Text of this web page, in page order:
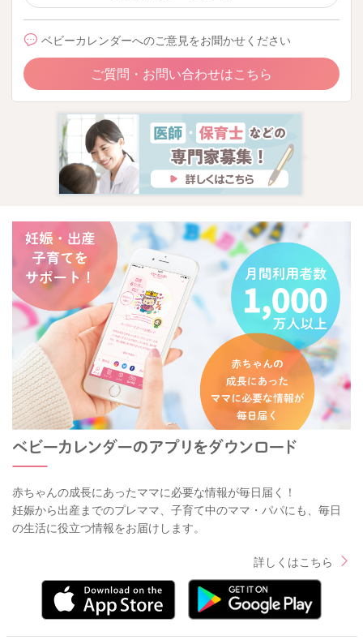
ベビーカレンダーへのご意見をお聞かせください
ご質問・お問い合わせはこちら
赤ちゃんの成長にあったママに必要な情報が毎日届く！
妊娠から出産までのプレママ、子育て中のママ・パパにも、毎日
の生活に役立つ情報をお届けします。
詳しくはこちら